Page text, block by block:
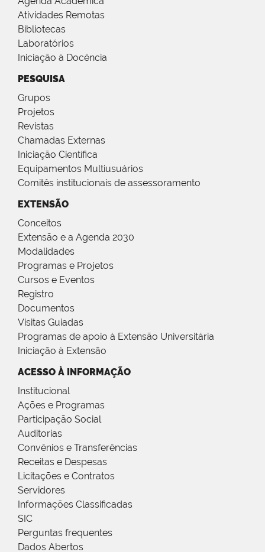
Atividades Remotas
Bibliotecas
Laboratórios
Iniciação à Docência
PESQUISA
Grupos
Projetos
Revistas
Chamadas Externas
Iniciação Científica
Equipamentos Multiusuários
Comitês institucionais de assessoramento
EXTENSÃO
Conceitos
Extensão e a Agenda 2030
Modalidades
Programas e Projetos
Cursos e Eventos
Registro
Documentos
Visitas Guiadas
Programas de apoio à Extensão Universitária
Iniciação à Extensão
ACESSO À INFORMAÇÃO
Institucional
Ações e Programas
Participação Social
Auditorias
Convênios e Transferências
Receitas e Despesas
Licitações e Contratos
Servidores
Informações Classificadas
SIC
Perguntas frequentes
Dados Abertos